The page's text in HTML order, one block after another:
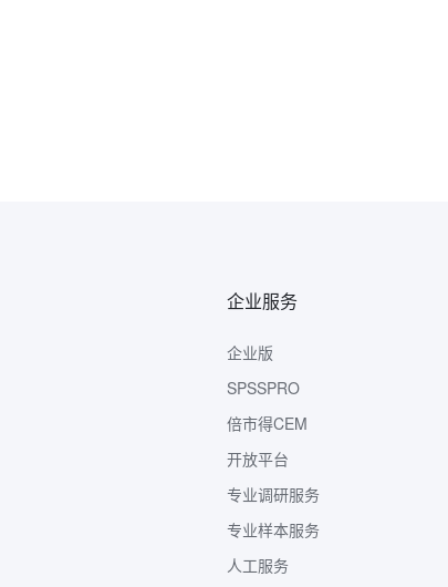
企业服务
企业版
SPSSPRO
倍市得CEM
开放平台
专业调研服务
专业样本服务
人工服务